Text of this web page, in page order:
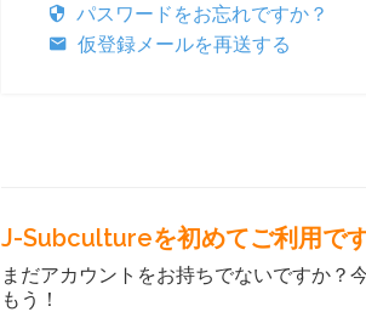
パスワードをお忘れですか？
仮登録メールを再送する
J-Subcultureを初めてご利用で
まだアカウントをお持ちでないですか？
もう！